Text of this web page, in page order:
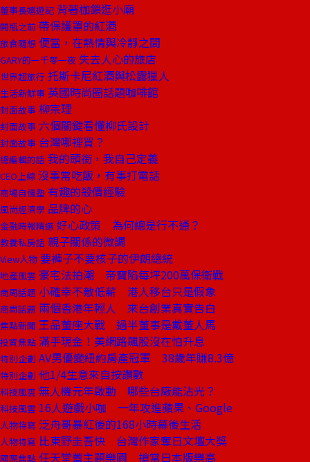
董事長嬉遊記 背著枷鎖逛小廟
開瓶之前 帶保護罩的紅酒
旅食隨想 便當，在熱情與冷靜之間
GARY的一千零一夜 失去人心的旅店
世界超旅行 托斯卡尼紅酒與松露獵人
生活新鮮事 英國時尚圈話題咖啡館
封面故事 柳宗理
封面故事 六個關鍵看懂柳氏設計
封面故事 台灣哪裡買？
總編輯的話 我的頭銜，我自己定義
CEO上線 沒事常吃飯，有事打電話
商場自慢塾 有趣的殺價經驗
風尚經濟學 品牌的心
金融時報精選 好心政策 為何總是行不通？
教養私房話 親子關係的微調
View人物 要褲子不要核子的伊朗總統
地產風雲 豪宅法拍潮 帝寶陷每坪200萬保衛戰
商周話題 小確幸不敵低薪 港人移台只是假象
商周話題 兩個香港年輕人 來台創業真實告白
焦點新聞 王品董座大戰 過半董事是戴董人馬
投資焦點 滿手現金！美網路飆股沒在怕升息
特別企劃 AV男優變紐約房產冠軍 38歲年賺8.3億
特別企劃 他1/4生意來自按讚數
科技風雲 無人機元年啟動 哪些台廠能沾光？
科技風雲 16人遊戲小咖 一年攻進蘋果、Google
人物特寫 泛舟哥暴紅後的168小時幕後生活
人物特寫 比東野圭吾快 台灣作家奪日文壇大獎
國際焦點 任天堂蓋主題樂園 搶當日本版樂高